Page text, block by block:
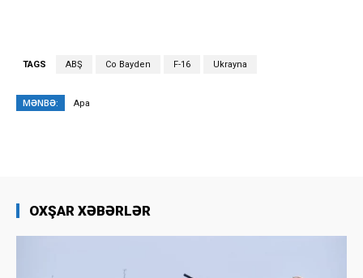
TAGS ABŞ Co Bayden F-16 Ukrayna
MƏNBƏ: Apa
OXŞAR XƏBƏRLƏR